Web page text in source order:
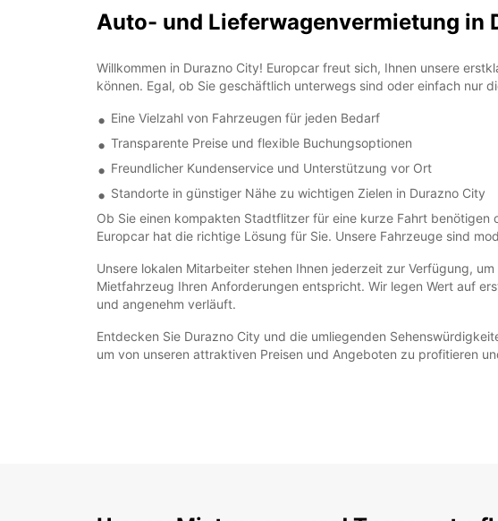
Auto- und Lieferwagenvermietung in
Willkommen in Durazno City! Europcar freut sich, Ihnen unsere
können. Egal, ob Sie geschäftlich unterwegs sind oder einfach nur
Eine Vielzahl von Fahrzeugen für jeden Bedarf
Transparente Preise und flexible Buchungsoptionen
Freundlicher Kundenservice und Unterstützung vor Ort
Standorte in günstiger Nähe zu wichtigen Zielen in Durazno City
Ob Sie einen kompakten Stadtflitzer für eine kurze Fahrt
Europcar hat die richtige Lösung für Sie. Unsere Fahrzeuge sind
Unsere lokalen Mitarbeiter stehen Ihnen jederzeit zur Verfügung,
Mietfahrzeug Ihren Anforderungen entspricht. Wir legen Wert auf
und angenehm verläuft.
Entdecken Sie Durazno City und die umliegenden
um von unseren attraktiven Preisen und Angeboten zu profitieren